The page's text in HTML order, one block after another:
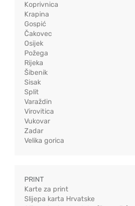
Koprivnica
Krapina
Gospić
Čakovec
Osijek
Požega
Rijeka
Šibenik
Sisak
Split
Varaždin
Virovitica
Vukovar
Zadar
Velika gorica
PRINT
Karte za print
Slijepa karta Hrvatske